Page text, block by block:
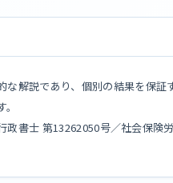
な解説であり、個別の結果を保
政書士 第13262050号／社会保険